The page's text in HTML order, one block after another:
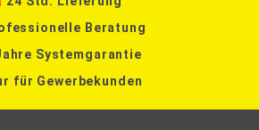
Beratung
Systemgarantie
für Gewerbekunden